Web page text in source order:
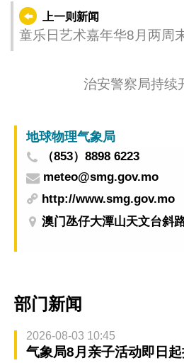
上一则新闻
童乐日艺术嘉年华8月两周
治安警察局持续
地球物理气象局
（853）8898 6223
meteo@smg.gov.mo
http://www.smg.gov.mo
澳门氹仔大潭山天文台斜
部门新闻
2026-08-03 10:45
气象局8月亲子活动即日